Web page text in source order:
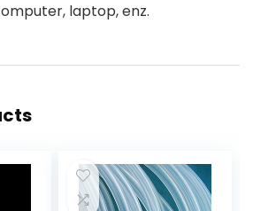
laptop, enz.